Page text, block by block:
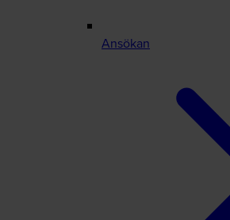
Ansökan